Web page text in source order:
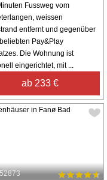
Fussweg vom
weissen
entfernt und gegenüber
Pay&Play
Die Wohnung ist
eingerichtet, mit ...
ab 233 €